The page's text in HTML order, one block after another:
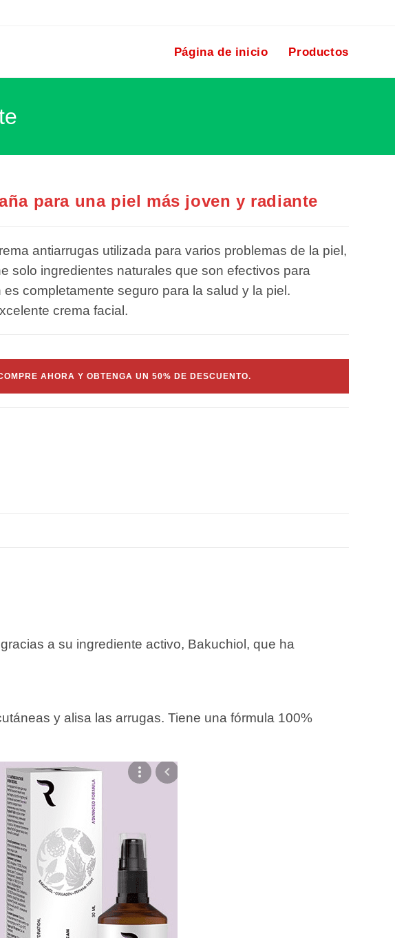
Página de inicio Productos
para una piel más joven y radiante
antiarrugas utilizada para varios problemas de la piel,
solo ingredientes naturales que son efectivos para
es completamente seguro para la salud y la piel.
crema facial.
AHORA Y OBTENGA UN 50% DE DESCUENTO.
a su ingrediente activo, Bakuchiol, que ha
y alisa las arrugas. Tiene una fórmula 100%